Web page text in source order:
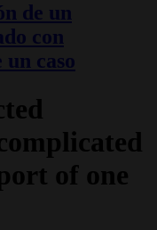
de un
con
caso
of one